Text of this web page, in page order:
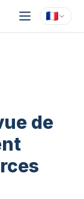
de